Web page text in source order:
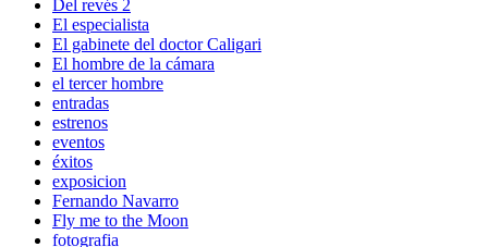
Del revés 2
El especialista
El gabinete del doctor Caligari
El hombre de la cámara
el tercer hombre
entradas
estrenos
eventos
éxitos
exposicion
Fernando Navarro
Fly me to the Moon
fotografia